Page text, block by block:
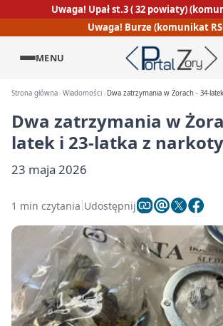
Uwaga! Upał st.3 ( 32 powiaty)
Uwaga! Burze (komunikat
MENU
Strona główna Wiadomości Dwa zatrzymania w Żorach - 34-
Dwa zatrzymania w
latek i 23-latka z
23 maja 2026
1 min czytania Udostępnij